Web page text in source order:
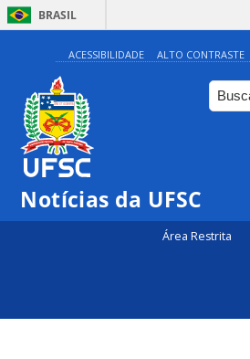
BRASIL
ACESSIBILIDADE ALTO CONTRASTE
Notícias da UFSC
Área Restrita